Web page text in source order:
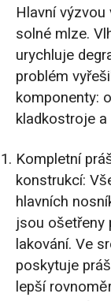
Hlavní
solné mlze.
urychluje
problém
komponenty:
kladkostroje
Kompletní
konstrukcí:
hlavních
jsou ošetřeny
lakování. Ve
poskytuje
lepší